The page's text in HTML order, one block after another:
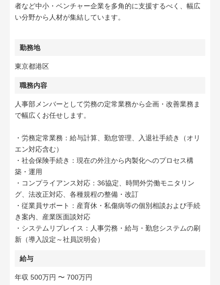
者など中小・ベンチャー企業を多角的に支援するべく、幅広
い分野から人材が集結しています。
勤務地
東京都港区
職務内容
人事部メンバーとして労務の定常業務から企画・改善業務ま
で幅広くお任せします。
・労務定常業務：給与計算、勤怠管理、入退社手続き（オリ
エン対応含む）
・社会保険手続き：現在の外注から内製化へのプロセス構
築・運用
・コンプライアンス対応：36協定、時間外労働モニタリン
グ、法改正対応、各種規程の整備・改訂
・従業員サポート：産育休・私傷病等の個別相談および手続
き案内、産業医面談対応
・システムリプレイス：人事労務・給与・勤怠システムの刷
新（導入設定～社員説明会）
給与
年収 500万円 〜 700万円